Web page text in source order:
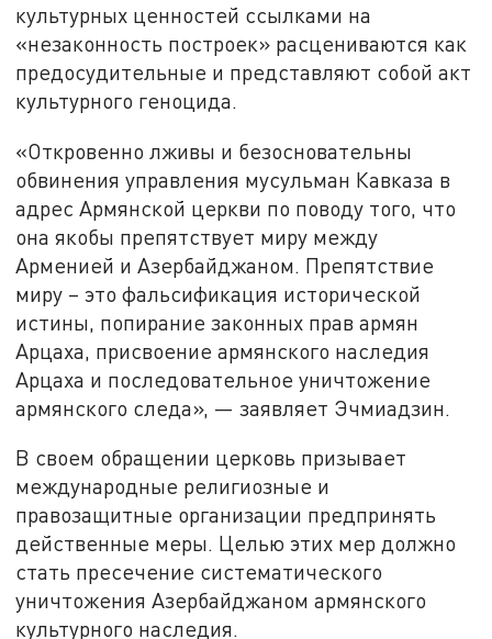
культурных ценностей ссылками на
«незаконность построек» расцениваются как
предосудительные и представляют собой акт
культурного геноцида.
«Откровенно лживы и безосновательны
обвинения управления мусульман Кавказа в
адрес Армянской церкви по поводу того, что
она якобы препятствует миру между
Арменией и Азербайджаном. Препятствие
миру – это фальсификация исторической
истины, попирание законных прав армян
Арцаха, присвоение армянского наследия
Арцаха и последовательное уничтожение
армянского следа», — заявляет Эчмиадзин.
В своем обращении церковь призывает
международные религиозные и
правозащитные организации предпринять
действенные меры. Целью этих мер должно
стать пресечение систематического
уничтожения Азербайджаном армянского
культурного наследия.